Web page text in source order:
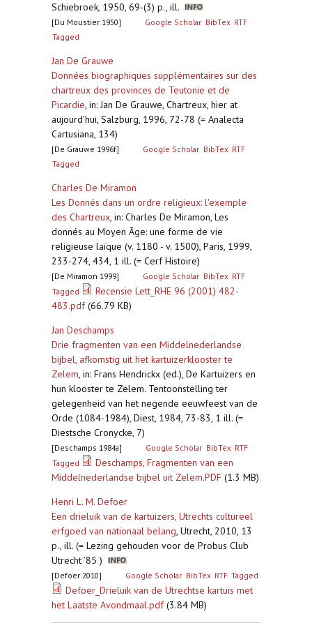
Schiebroek, 1950, 69-(3) p., ill.
[Du Moustier 1950] Google Scholar BibTex RTF
Tagged
Jan De Grauwe
Données biographiques supplémentaires sur des
chartreux des provinces de Teutonie et de
Picardie, in: Jan De Grauwe, Chartreux, hier at
aujourd’hui, Salzburg, 1996, 72-78 (= Analecta
Cartusiana, 134)
[De Grauwe 1996f] Google Scholar BibTex RTF
Tagged
Charles De Miramon
Les Donnés dans un ordre religieux: l'exemple
des Chartreux, in: Charles De Miramon, Les
donnés au Moyen Âge: une forme de vie
religieuse laïque (v. 1180 - v. 1500), Paris, 1999,
233-274, 434, 1 ill. (= Cerf Histoire)
[De Miramon 1999] Google Scholar BibTex RTF
Tagged
Recensie Lett_RHE 96 (2001) 482-
483.pdf(66.79 KB)
Jan Deschamps
Drie fragmenten van een Middelnederlandse
bijbel, afkomstig uit het kartuizerklooster te
Zelem, in: Frans Hendrickx (ed.), De Kartuizers en
hun klooster te Zelem. Tentoonstelling ter
gelegenheid van het negende eeuwfeest van de
Orde (1084-1984), Diest, 1984, 73-83, 1 ill. (=
Diestsche Cronycke, 7)
[Deschamps 1984a] Google Scholar BibTex RTF
Tagged
Deschamps, Fragmenten van een
Middelnederlandse bijbel uit Zelem.PDF (1.3 MB)
Henri L. M. Defoer
Een drieluik van de kartuizers, Utrechts cultureel
erfgoed van nationaal belang, Utrecht, 2010, 13
p., ill. (= Lezing gehouden voor de Probus Club
Utrecht ’85 )
[Defoer 2010] Google Scholar BibTex RTF Tagged
Defoer_Drieluik van de Utrechtse kartuis met
het Laatste Avondmaal.pdf(3.84 MB)